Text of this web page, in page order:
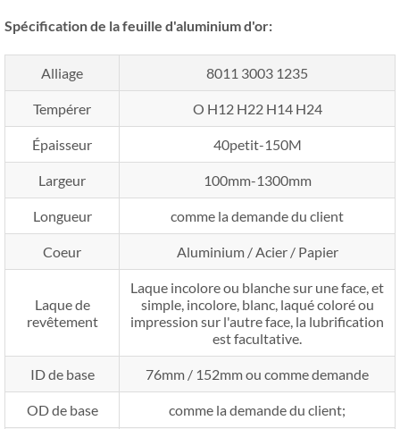
Spécification de la feuille d'aluminium d'or:
Alliage 8011 3003 1235
Tempérer O H12 H22 H14 H24
Épaisseur 40petit-150M
Largeur 100mm-1300mm
Longueur comme la demande du client
Coeur Aluminium / Acier / Papier
Laque de
revêtement
Laque incolore ou blanche sur une face, et
simple, incolore, blanc, laqué coloré ou
impression sur l'autre face, la lubrification
est facultative.
ID de base 76mm / 152mm ou comme demande
OD de base comme la demande du client;